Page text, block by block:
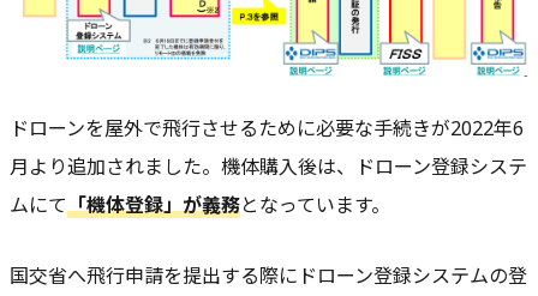
ドローンを屋外で飛行させるために必要な手続きが2022年6
月より追加されました。機体購入後は、ドローン登録システ
ムにて「機体登録」が義務となっています。
国交省へ飛行申請を提出する際にドローン登録システムの登